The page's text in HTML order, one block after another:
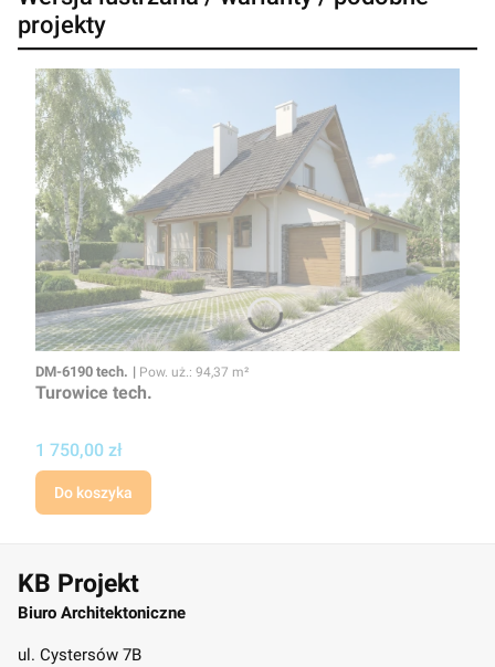
projekty
Kod
DM-6190 tech. Powierzchnia użytkowa
Pow. uż.: 94,37 m²
Turowice tech.
Cena projektu
1 750,00 zł
Do koszyka
KB Projekt
Biuro Architektoniczne
ul. Cystersów 7B